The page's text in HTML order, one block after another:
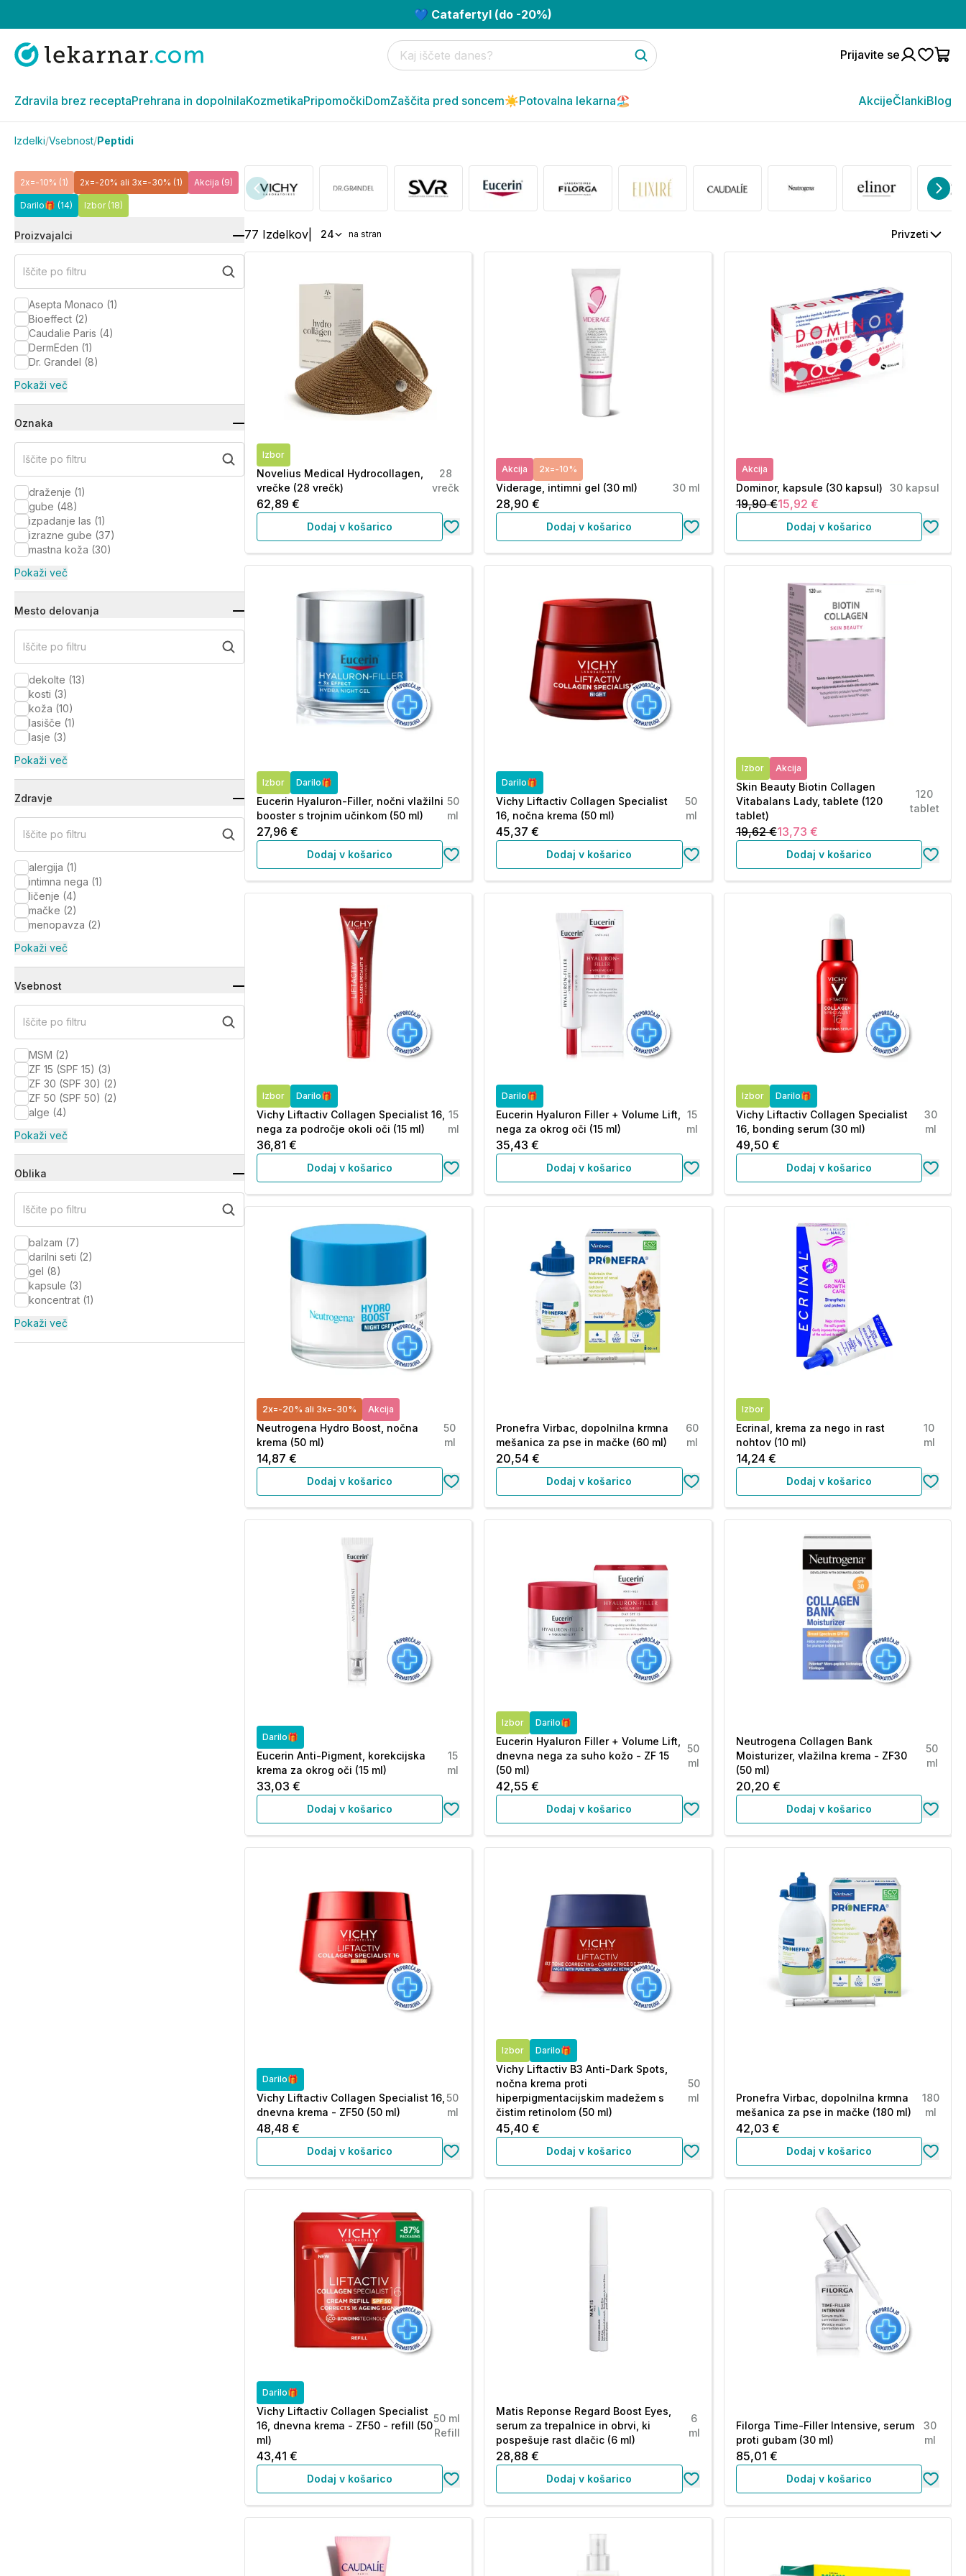
💙 Catafertyl (do -20%)
Prijavite se
Zdravila brez receptaPrehrana in dopolnilaKozmetikaPripomočkiDomZaščita pred soncem☀️Potovalna lekarna🏖️ AkcijeČlankiBlog
Izdelki/Vsebnost/Peptidi
2x=-10% (1) 2x=-20% ali 3x=-30% (1) Akcija (9)
Darilo🎁 (14) Izbor (18)
Proizvajalci
Iščite po filtru
Asepta Monaco (1)
Bioeffect (2)
Caudalie Paris (4)
DermEden (1)
Dr. Grandel (8)
Pokaži več
Oznaka
Iščite po filtru
draženje (1)
gube (48)
izpadanje las (1)
izrazne gube (37)
mastna koža (30)
Pokaži več
Mesto delovanja
Iščite po filtru
dekolte (13)
kosti (3)
koža (10)
lasišče (1)
lasje (3)
Pokaži več
Zdravje
Iščite po filtru
alergija (1)
intimna nega (1)
ličenje (4)
mačke (2)
menopavza (2)
Pokaži več
Vsebnost
Iščite po filtru
MSM (2)
ZF 15 (SPF 15) (3)
ZF 30 (SPF 30) (2)
ZF 50 (SPF 50) (2)
alge (4)
Pokaži več
Oblika
Iščite po filtru
balzam (7)
darilni seti (2)
gel (8)
kapsule (3)
koncentrat (1)
Pokaži več
77 Izdelkov 24 na stran Privzeti
Izbor
Novelius Medical Hydrocollagen,
vrečke (28 vrečk)
28
vrečk
62,89 €
Dodaj v košarico
Akcija 2x=-10%
Viderage, intimni gel (30 ml) 30 ml
28,90 €
Dodaj v košarico
Akcija
Dominor, kapsule (30 kapsul) 30 kapsul
19,90 €15,92 €
Dodaj v košarico
Izbor Darilo🎁
Eucerin Hyaluron-Filler, nočni vlažilni
booster s trojnim učinkom (50 ml)
50
ml
27,96 €
Dodaj v košarico
Darilo🎁
Vichy Liftactiv Collagen Specialist
16, nočna krema (50 ml)
50
ml
45,37 €
Dodaj v košarico
Izbor Akcija
Skin Beauty Biotin Collagen
Vitabalans Lady, tablete (120
tablet)
120
tablet
19,62 €13,73 €
Dodaj v košarico
Izbor Darilo🎁
Vichy Liftactiv Collagen Specialist 16,
nega za področje okoli oči (15 ml)
15
ml
36,81 €
Dodaj v košarico
Darilo🎁
Eucerin Hyaluron Filler + Volume Lift,
nega za okrog oči (15 ml)
15
ml
35,43 €
Dodaj v košarico
Izbor Darilo🎁
Vichy Liftactiv Collagen Specialist
16, bonding serum (30 ml)
30
ml
49,50 €
Dodaj v košarico
2x=-20% ali 3x=-30% Akcija
Neutrogena Hydro Boost, nočna
krema (50 ml)
50
ml
14,87 €
Dodaj v košarico
Pronefra Virbac, dopolnilna krmna
mešanica za pse in mačke (60 ml)
60
ml
20,54 €
Dodaj v košarico
Izbor
Ecrinal, krema za nego in rast
nohtov (10 ml)
10
ml
14,24 €
Dodaj v košarico
Darilo🎁
Eucerin Anti-Pigment, korekcijska
krema za okrog oči (15 ml)
15
ml
33,03 €
Dodaj v košarico
Izbor Darilo🎁
Eucerin Hyaluron Filler + Volume Lift,
dnevna nega za suho kožo - ZF 15
(50 ml)
50
ml
42,55 €
Dodaj v košarico
Neutrogena Collagen Bank
Moisturizer, vlažilna krema - ZF30
(50 ml)
50
ml
20,20 €
Dodaj v košarico
Darilo🎁
Vichy Liftactiv Collagen Specialist 16,
dnevna krema - ZF50 (50 ml)
50
ml
48,48 €
Dodaj v košarico
Izbor Darilo🎁
Vichy Liftactiv B3 Anti-Dark Spots,
nočna krema proti
hiperpigmentacijskim madežem s
čistim retinolom (50 ml)
50
ml
45,40 €
Dodaj v košarico
Pronefra Virbac, dopolnilna krmna
mešanica za pse in mačke (180 ml)
180
ml
42,03 €
Dodaj v košarico
Darilo🎁
Vichy Liftactiv Collagen Specialist
16, dnevna krema - ZF50 - refill (50
ml)
50 ml
Refill
43,41 €
Dodaj v košarico
Matis Reponse Regard Boost Eyes,
serum za trepalnice in obrvi, ki
pospešuje rast dlačic (6 ml)
6
ml
28,88 €
Dodaj v košarico
Filorga Time-Filler Intensive, serum
proti gubam (30 ml)
30
ml
85,01 €
Dodaj v košarico